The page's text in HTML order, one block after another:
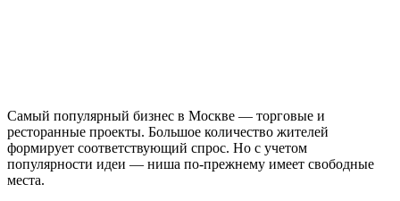
Самый популярный бизнес в Москве — торговые и
ресторанные проекты. Большое количество жителей
формирует соответствующий спрос. Но с учетом
популярности идеи — ниша по-прежнему имеет свободные
места.